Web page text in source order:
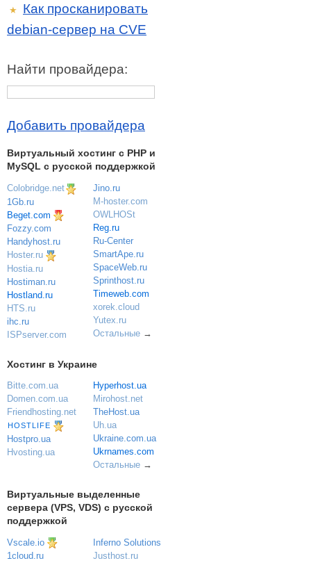
★
Как просканировать
debian-сервер на CVE
Найти провайдера:
Добавить провайдера
Виртуальный хостинг c PHP и
MySQL с русской поддержкой
Colobridge.net
1Gb.ru
Beget.com
Fozzy.com
Handyhost.ru
Hoster.ru
Hostia.ru
Hostiman.ru
Hostland.ru
HTS.ru
ihc.ru
ISPserver.com
Jino.ru
M-hoster.com
OWLHOSt
Reg.ru
Ru-Center
SmartApe.ru
SpaceWeb.ru
Sprinthost.ru
Timeweb.com
xorek.cloud
Yutex.ru
Остальные→
Хостинг в Украине
Bitte.com.ua
Domen.com.ua
Friendhosting.net
HOSTLIFE
Hostpro.ua
Hvosting.ua
Hyperhost.ua
Mirohost.net
TheHost.ua
Uh.ua
Ukraine.com.ua
Ukrnames.com
Остальные→
Виртуальные выделенные
сервера (VPS, VDS) с русской
поддержкой
Vscale.io
1cloud.ru
Inferno Solutions
Justhost.ru